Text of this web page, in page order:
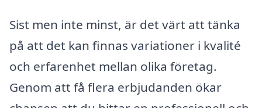
Sist men inte minst, är det värt att tänka
på att det kan finnas variationer i kvalité
och erfarenhet mellan olika företag.
Genom att få flera erbjudanden ökar